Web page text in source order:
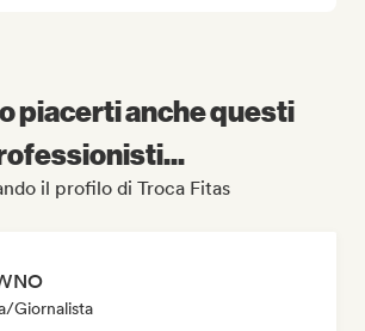
piacerti anche questi
il profilo di Troca Fitas
Giornalista